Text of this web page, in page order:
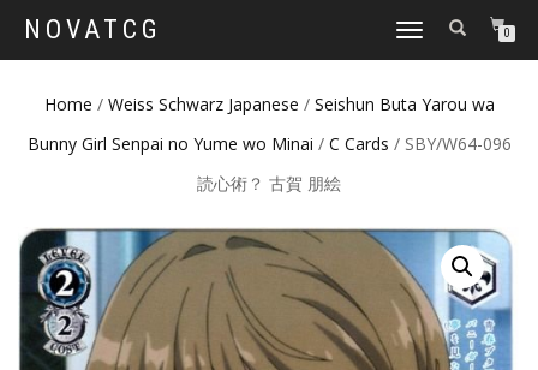
NOVATCG
TOGGLE
0
Home / Weiss Schwarz Japanese / Seishun Buta Yarou wa
Bunny Girl Senpai no Yume wo Minai / C Cards / SBY/W64-096
読心術？ 古賀 朋絵